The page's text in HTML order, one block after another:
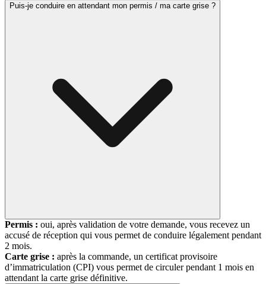
Puis-je conduire en attendant mon permis / ma carte grise ?
Permis : oui, après validation de votre demande, vous recevez un
accusé de réception qui vous permet de conduire légalement pendant
2 mois.
Carte grise : après la commande, un certificat provisoire
d’immatriculation (CPI) vous permet de circuler pendant 1 mois en
attendant la carte grise définitive.